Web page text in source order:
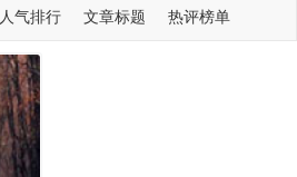
人气排行 文章标题
热评榜单